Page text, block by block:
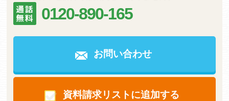
0120-890-165
お問い合わせ
資料請求リストに追加する